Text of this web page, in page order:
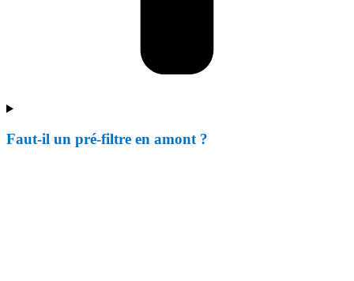
Faut-il un pré-filtre en amont ?